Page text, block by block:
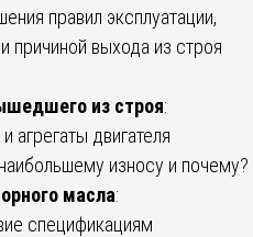
правил эксплуатации,
причиной выхода из строя
из строя:
агрегаты двигателя
износу и почему?
масла:
спецификациям